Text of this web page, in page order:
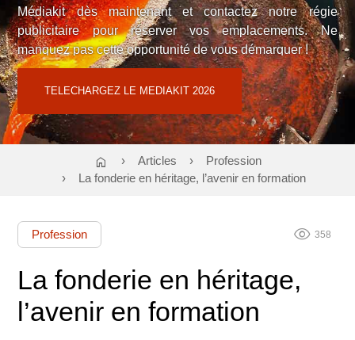
Médiakit dès maintenant et contactez notre régie
publicitaire pour réserver vos emplacements. Ne
manquez pas cette opportunité de vous démarquer !
Contact : Cloé TEODORI06 02 58 01 09ou
regiepubtnf@atf-asso.com
TELECHARGEZ LE MEDIAKIT 2026
home Articles
Profession
La fonderie en héritage, l’avenir en formation
Profession visibility 358
La fonderie en héritage,
l’avenir en formation